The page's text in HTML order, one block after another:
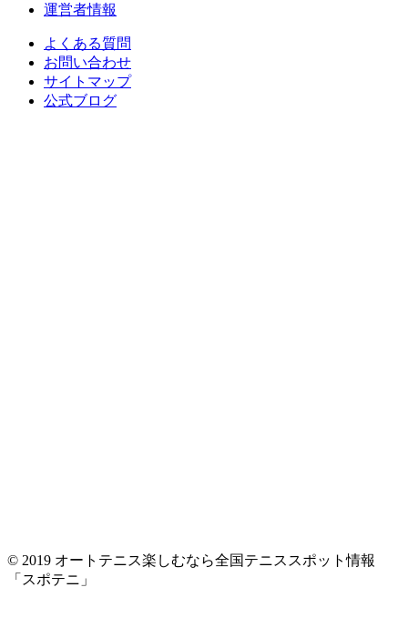
運営者情報
よくある質問
お問い合わせ
サイトマップ
公式ブログ
© 2019 オートテニス楽しむなら全国テニススポット情報
「スポテニ」